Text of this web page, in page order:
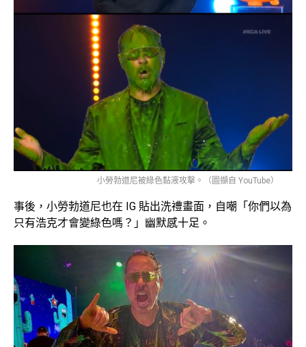
小勞勃道尼被綠色黏液攻擊。（圖擷自 YouTube）
事後，小勞勃道尼也在 IG 貼出洗禮畫面，自嘲「你們以為
只有浩克才會變綠色嗎？」幽默感十足。